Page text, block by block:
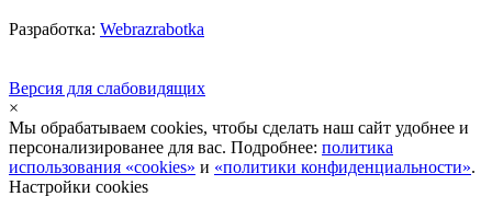
Разработка: Webrazrabotka
Версия для слабовидящих
×
Мы обрабатываем cookies, чтобы сделать наш сайт удобнее и
персонализированее для вас. Подробнее: политика
использования «cookies» и «политики конфиденциальности».
Настройки cookies